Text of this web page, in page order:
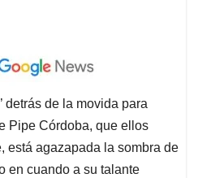
detrás de la movida para
Pipe Córdoba, que ellos
está agazapada la sombra de
en cuando a su talante